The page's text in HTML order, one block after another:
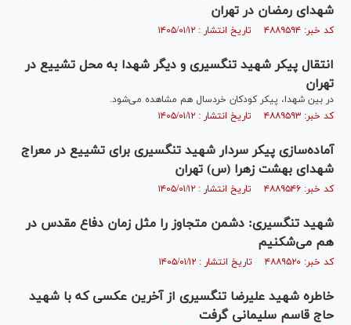
شهدای رمضان در تهران
کد خبر: ۴۸۸۹۵۹۴ تاریخ انتشار : ۱۴۰۵/۰۱/۱۲
انتقال پیکر شهید تنگسیری و دیگر شهدا به محل تشییع در
تهران
در بین شهدا، پیکر کودکان خردسال هم مشاهده می‌شود.
کد خبر: ۴۸۸۹۵۹۳ تاریخ انتشار : ۱۴۰۵/۰۱/۱۲
آماده‌سازی پیکر سردار شهید تنگسیری برای تشییع در معراج
شهدای بهشت زهرا (س) تهران
کد خبر: ۴۸۸۹۵۴۶ تاریخ انتشار : ۱۴۰۵/۰۱/۱۲
شهید تنگسیری: دشمن متجاوز را مثل زمان دفاع مقدس در
هم می‌شکنیم
کد خبر: ۴۸۸۹۵۲۰ تاریخ انتشار : ۱۴۰۵/۰۱/۱۲
خاطره شهید علیرضا تنگسیری از آخرین عکسی که با شهید
حاج قاسم سلیمانی گرفت